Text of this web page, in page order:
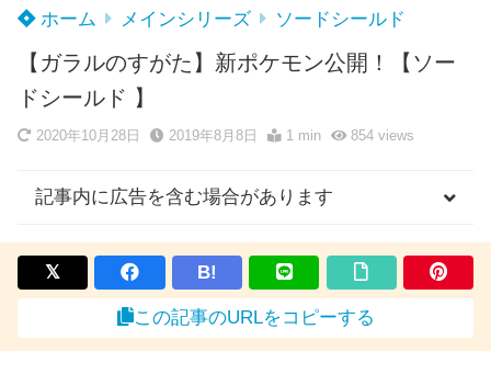
ホーム メインシリーズ ソードシールド
【ガラルのすがた】新ポケモン公開！【ソー
ドシールド 】
2020年10月28日 2019年8月8日 1 min 854views
記事内に広告を含む場合があります
B!
この記事のURLをコピーする